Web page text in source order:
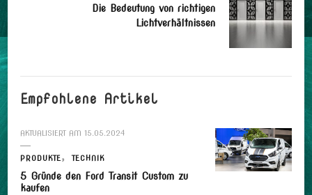
Die Bedeutung von richtigen
Lichtverhältnissen
Empfohlene Artikel
AKTUALISIERT AM 15.05.2024
PRODUKTE TECHNIK
5 Gründe den Ford Transit Custom zu
kaufen